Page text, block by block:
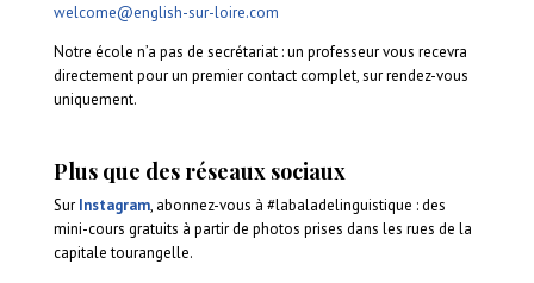
welcome@english-sur-loire.com
Notre école n’a pas de secrétariat : un professeur vous recevra
directement pour un premier contact complet, sur rendez-vous
uniquement.
Plus que des réseaux sociaux
Sur Instagram, abonnez-vous à #labaladelinguistique : des
mini-cours gratuits à partir de photos prises dans les rues de la
capitale tourangelle.